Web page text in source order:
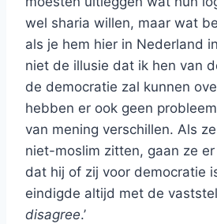
wel sharia willen, maar wat
als je hem hier in Nederland
niet de illusie dat ik hen van
de democratie zal kunnen
hebben er ook geen
van mening verschillen. Als
niet-moslim zitten, gaan ze
dat hij of zij voor democratie
eindigde altijd met de
disagree.’